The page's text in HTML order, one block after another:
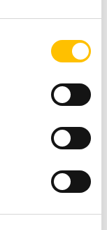
16 m